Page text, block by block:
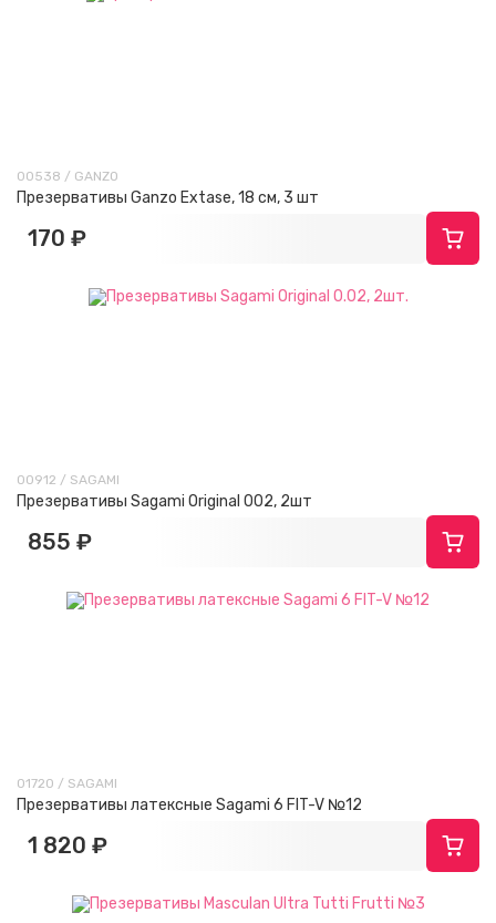
00538 / GANZO
Презервативы Ganzo Extase, 18 см, 3 шт
170 ₽
00912 / SAGAMI
Презервативы Sagami Original 002, 2шт
855 ₽
01720 / SAGAMI
Презервативы латексные Sagami 6 FIT-V №12
1 820 ₽